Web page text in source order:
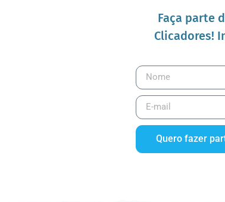
Faça parte
Clicadores!
Quero fazer